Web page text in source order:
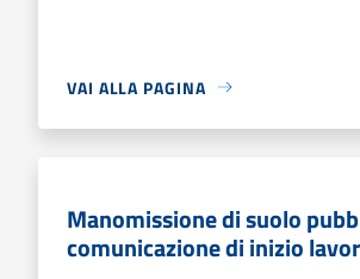
VAI ALLA PAGINA
Manomissione di suolo
comunicazione di inizio